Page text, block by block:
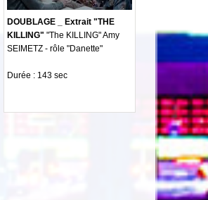
DOUBLAGE _ Extrait "THE
KILLING" "The KILLING" Amy
SEIMETZ - rôle "Danette"
Durée : 143 sec